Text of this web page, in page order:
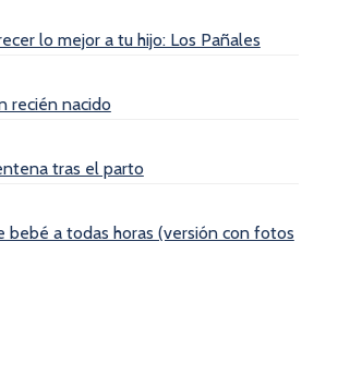
lo mejor a tu hijo: Los Pañales
recién nacido
tras el parto
bebé a todas horas (versión con fotos